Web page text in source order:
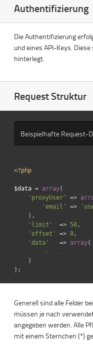
Authentifizierung
Die Authentifizierung
und eines API-Keys.
hinterlegt.
Request Struktur
Beispielhafte Request-
<?php
$data = array(
'proxyUser'
=>
'email'
=>
),
'limit'
=> 50 ,
'offset'
=> 0 ,
'data'
=> array(
)
);
Generell sind alle Felder
müssen je nach
angegeben werden. Alle
mit einem Sternchen (*)